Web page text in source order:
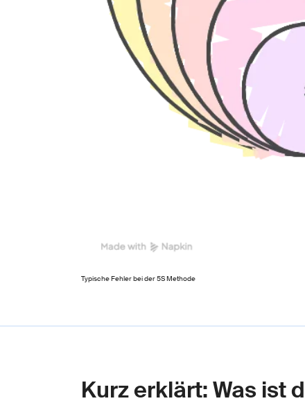
Typische Fehler bei der 5S Methode
Kurz erklärt: Was ist